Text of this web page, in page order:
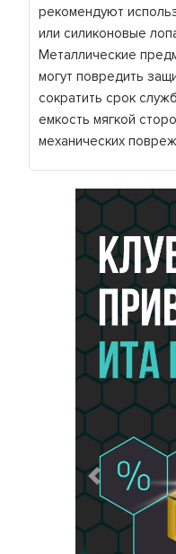
рекомендуют
или силиконовые
Металлические
могут повредить
сократить срок
емкость мягкой
механических
Предыдущий